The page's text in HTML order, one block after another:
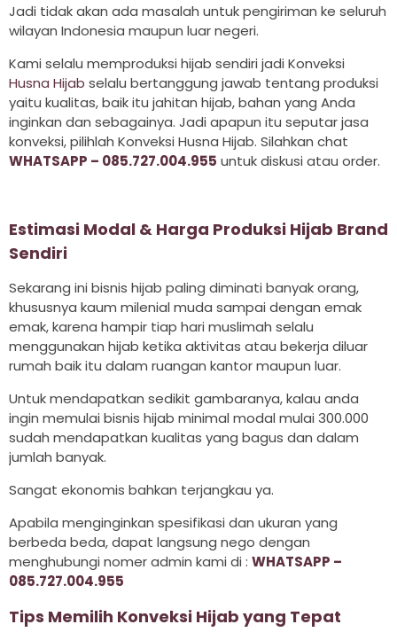
Jadi tidak akan ada masalah untuk pengiriman ke seluruh
wilayan Indonesia maupun luar negeri.
Kami selalu memproduksi hijab sendiri jadi Konveksi
Husna Hijab selalu bertanggung jawab tentang produksi
yaitu kualitas, baik itu jahitan hijab, bahan yang Anda
inginkan dan sebagainya. Jadi apapun itu seputar jasa
konveksi, pilihlah Konveksi Husna Hijab. Silahkan chat
WHATSAPP – 085.727.004.955 untuk diskusi atau order.
Estimasi Modal & Harga Produksi Hijab Brand
Sendiri
Sekarang ini bisnis hijab paling diminati banyak orang,
khususnya kaum milenial muda sampai dengan emak
emak, karena hampir tiap hari muslimah selalu
menggunakan hijab ketika aktivitas atau bekerja diluar
rumah baik itu dalam ruangan kantor maupun luar.
Untuk mendapatkan sedikit gambaranya, kalau anda
ingin memulai bisnis hijab minimal modal mulai 300.000
sudah mendapatkan kualitas yang bagus dan dalam
jumlah banyak.
Sangat ekonomis bahkan terjangkau ya.
Apabila menginginkan spesifikasi dan ukuran yang
berbeda beda, dapat langsung nego dengan
menghubungi nomer admin kami di : WHATSAPP –
085.727.004.955
Tips Memilih Konveksi Hijab yang Tepat